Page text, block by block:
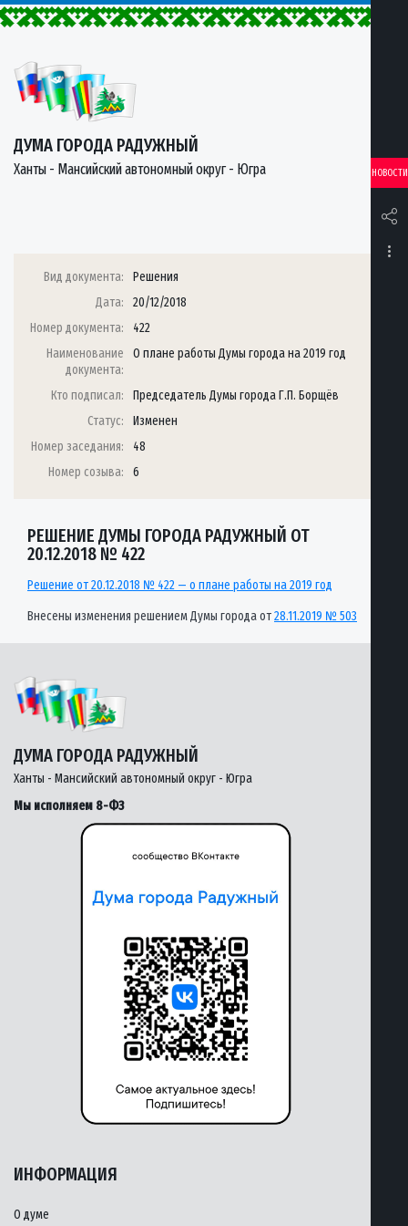
ДУМА ГОРОДА РАДУЖНЫЙ
Ханты - Мансийский автономный округ - Югра НОВОСТИ
Вид документа:
Решения
Дата:
20/12/2018
Номер документа:
422
Наименование
документа:
О плане работы Думы города на 2019 год
Кто подписал:
Председатель Думы города Г.П. Борщёв
Статус:
Изменен
Номер заседания:
48
Номер созыва:
6
РЕШЕНИЕ ДУМЫ ГОРОДА РАДУЖНЫЙ ОТ
20.12.2018 № 422
Решение от 20.12.2018 № 422 — о плане работы на 2019 год
Внесены изменения решением Думы города от28.11.2019 № 503
ДУМА ГОРОДА РАДУЖНЫЙ
Ханты - Мансийский автономный округ - Югра
Мы исполняем 8-ФЗ
ИНФОРМАЦИЯ
О думе